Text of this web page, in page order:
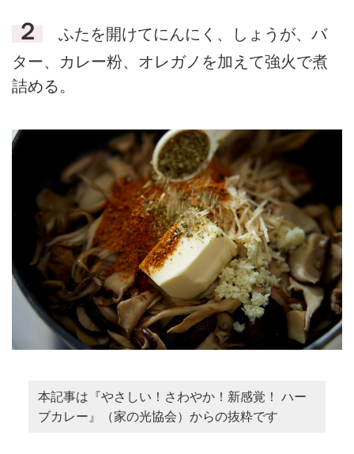
２
ふたを開けてにんにく、しょうが、バ
ター、カレー粉、オレガノを加えて強火で煮
詰める。
本記事は『やさしい！さわやか！新感覚！ ハー
ブカレー』（家の光協会）からの抜粋です